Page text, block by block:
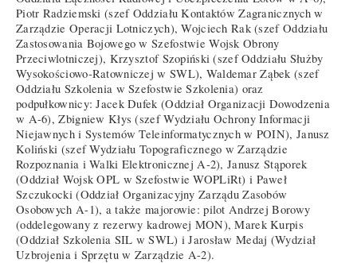
Piotr Radziemski (szef Oddziału Kontaktów Zagranicznych w
Zarządzie Operacji Lotniczych), Wojciech Rak (szef Oddziału
Zastosowania Bojowego w Szefostwie Wojsk Obrony
Przeciwlotniczej), Krzysztof Szopiński (szef Oddziału Służby
Wysokościowo-Ratowniczej w SWL), Waldemar Ząbek (szef
Oddziału Szkolenia w Szefostwie Szkolenia) oraz
podpułkownicy: Jacek Dufek (Oddział Organizacji Dowodzenia
w A-6), Zbigniew Kłys (szef Wydziału Ochrony Informacji
Niejawnych i Systemów Teleinformatycznych w POIN), Janusz
Koliński (szef Wydziału Topograficznego w Zarządzie
Rozpoznania i Walki Elektronicznej A-2), Janusz Stąporek
(Oddział Wojsk OPL w Szefostwie WOPLiRt) i Paweł
Szczukocki (Oddział Organizacyjny Zarządu Zasobów
Osobowych A-1), a także majorowie: pilot Andrzej Borowy
(oddelegowany z rezerwy kadrowej MON), Marek Kurpis
(Oddział Szkolenia SIL w SWL) i Jarosław Medaj (Wydział
Uzbrojenia i Sprzętu w Zarządzie A-2).